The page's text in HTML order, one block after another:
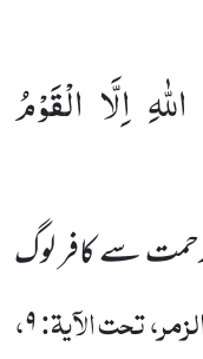
اِلَّا الْقَوْمُ
سے کافر لوگ
تحت الآیۃ:۹،